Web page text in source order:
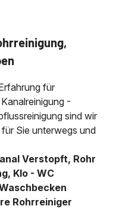
für
-
sind wir
Sie unterwegs und
Verstopft, Rohr
Klo - WC
Rohrreiniger